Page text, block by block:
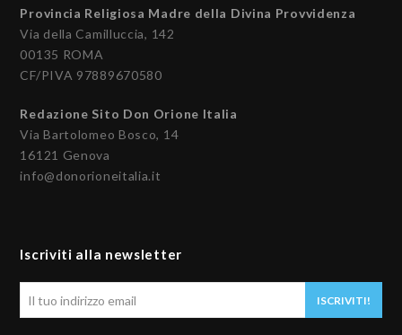
Provincia Religiosa Madre della Divina Provvidenza
Via della Camilluccia, 142
00135 ROMA
CF/PIVA 97889670580
Redazione Sito Don Orione Italia
Via Bartolomeo Bosco, 14
16121 Genova
info@donorioneitalia.it
Iscriviti alla newsletter
ISCRIVITI!